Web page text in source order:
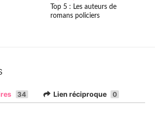
Top 5 : Les auteurs de
romans policiers
34 Lien réciproque 0